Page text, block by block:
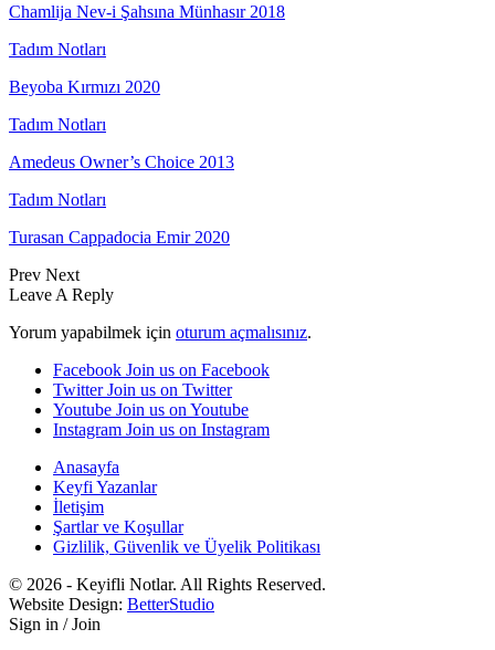
Chamlija Nev-i Şahsına Münhasır 2018
Tadım Notları
Beyoba Kırmızı 2020
Tadım Notları
Amedeus Owner’s Choice 2013
Tadım Notları
Turasan Cappadocia Emir 2020
Prev Next
Leave A Reply
Yorum yapabilmek için oturum açmalısınız.
Facebook Join us on Facebook
Twitter Join us on Twitter
Youtube Join us on Youtube
Instagram Join us on Instagram
Anasayfa
Keyfi Yazanlar
İletişim
Şartlar ve Koşullar
Gizlilik, Güvenlik ve Üyelik Politikası
© 2026 - Keyifli Notlar. All Rights Reserved.
Website Design: BetterStudio
Sign in / Join